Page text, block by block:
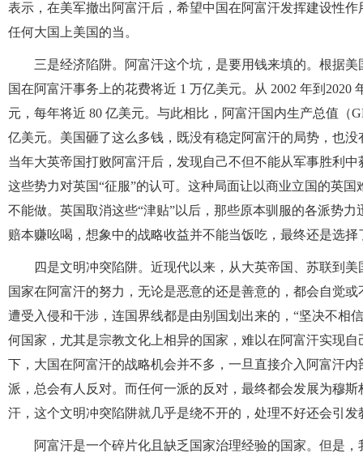
表示，在美军撤出阿富汗后，希望中国在阿富汗发挥建设性
任何大国上美国的当。
三是经济陷阱。阿富汗这个坑，是要用钱来填的。根据
国在阿富汗事务上的花费将近 1 万亿美元。从 2002 年到
元，每年将近 80 亿美元。与此相比，阿富汗国内生产总值（
亿美元。美国砸了这么多钱，既没有稳定阿富汗的局势，也
当年大英帝国打败阿富汗后，发现自己不但不能从军事胜利
这些势力对英国“征服”的认可。这种局面让以商业立国的英
不能做。英国取消这些“津贴”以后，那些原本驯服的各派势
赔本赚吆喝，想象中的战略收益并不能当饭吃，最终还是选择
四是文明冲突陷阱。近现代以来，从大英帝国、苏联到
国家在阿富汗的努力，无论是恶意的还是善意的，都会自觉
遭受入侵和干涉，连国界线都是由别国划出来的，“坚决不相
何国家，尤其是宗教文化上相异的国家，难以在阿富汗实现
下，大国在阿富汗的战略机会并不多，一旦直接介入阿富汗
派，总会有人反对。而任何一派的反对，最终都会发展为穆
汗，这个文明冲突陷阱就几乎是绕不开的，处理不好还会引发
阿富汗是一个碎片化且缺乏国家治理经验的国家。但是